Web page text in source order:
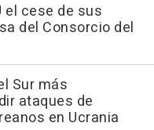
el cese de sus
del Consorcio del
Sur más
ataques de
en Ucrania